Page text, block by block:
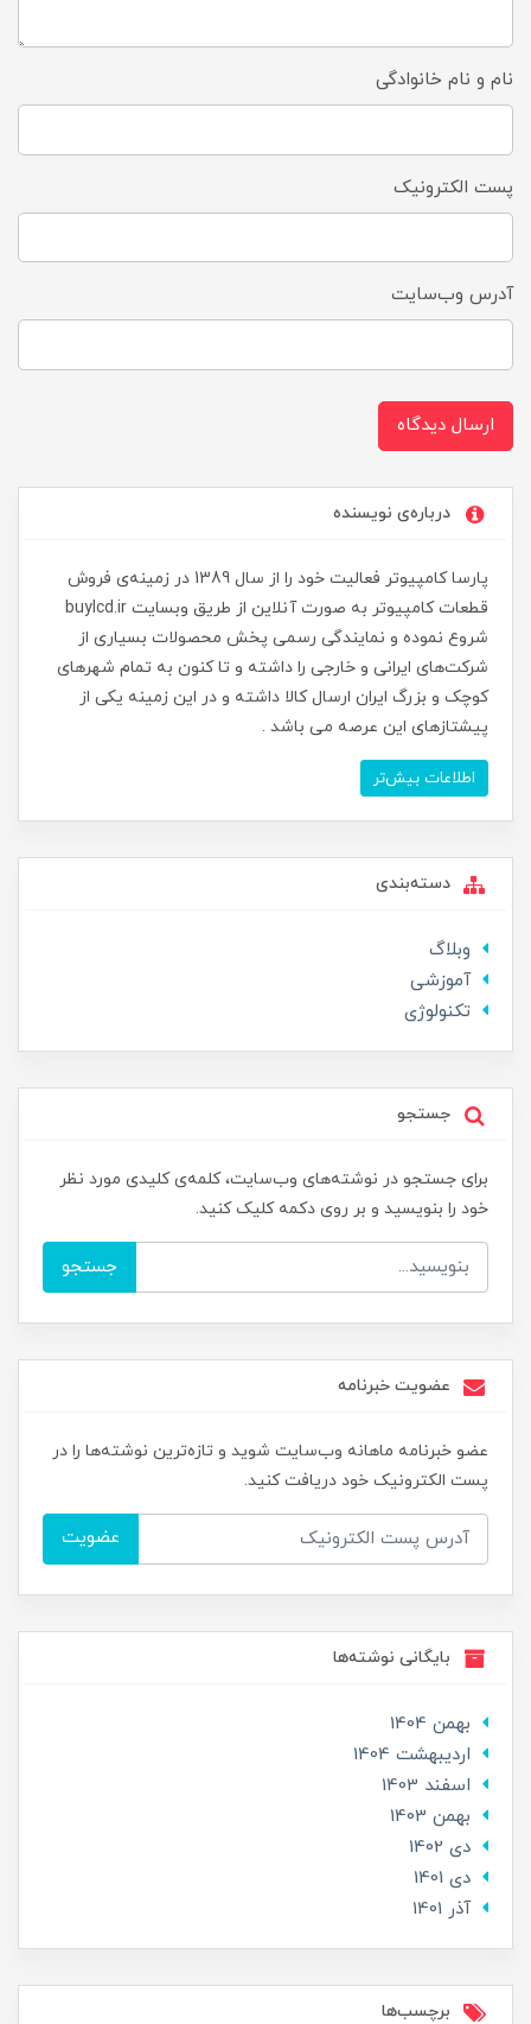
نام و نام خانوادگی
پست الکترونیک
آدرس وب‌سایت
ارسال دیدگاه
درباره‌ی نویسنده
پارسا کامپیوتر فعالیت خود را از سال 1389 در زمینه‌ی فروش
قطعات کامپیوتر به صورت آنلاین از طریق وبسایت buylcd.ir
شروع نموده و نمایندگی رسمی پخش محصولات بسیاری از
شرکت‌های ایرانی و خارجی را داشته و تا کنون به تمام شهرهای
کوچک و بزرگ ایران ارسال کالا داشته و در این زمینه یکی از
پیشتازهای این عرصه می باشد .
اطلاعات بیش‌تر
دسته‌بندی
وبلاگ
آموزشی
تکنولوژی
جستجو
برای جستجو در نوشته‌های وب‌سایت، کلمه‌ی کلیدی مورد نظر
خود را بنویسید و بر روی دکمه کلیک کنید.
جستجو
عضویت خبرنامه
عضو خبرنامه ماهانه وب‌سایت شوید و تازه‌ترین نوشته‌ها را در
پست الکترونیک خود دریافت کنید.
عضویت
بایگانی نوشته‌ها
بهمن 1404
ارديبهشت 1404
اسفند 1403
بهمن 1403
دی 1402
دی 1401
آذر 1401
برچسب‌ها